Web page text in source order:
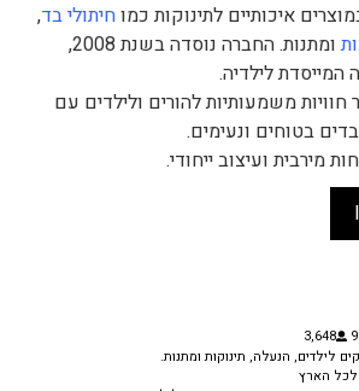
איכותיים לתינוקות כמוחיתולי בד,
ומתנות. החברה נוסדה בשנת 2008,
לילדיה.
חוויות משמעותיות להורים ולילדים עם
בטוחים ונעימים.
מירבית ועיצוב ייחודי.
3,648
לילדים, הנעלה, תינוקות ומתנות.
הארץ